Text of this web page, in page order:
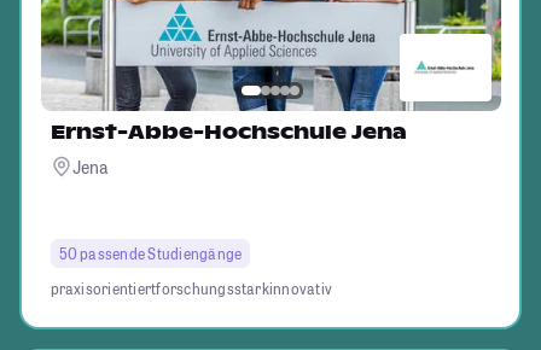
Ernst-Abbe-Hochschule Jena
Jena
50 passende Studiengänge
praxisorientiertforschungsstarkinnovativ